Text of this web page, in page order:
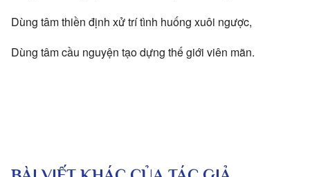
Dùng tâm thiền định xử trí tình huống xuôi ngược,
Dùng tâm cầu nguyện tạo dựng thế giới viên mãn.